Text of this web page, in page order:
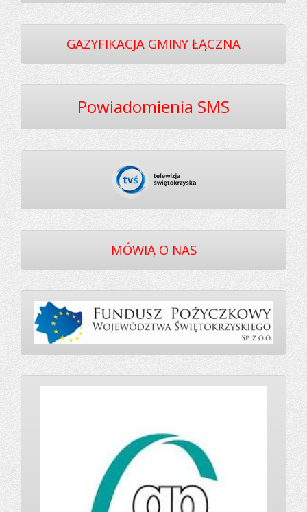
GAZYFIKACJA GMINY ŁĄCZNA
Powiadomienia SMS
MÓWIĄ O NAS